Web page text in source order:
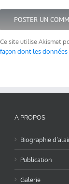
Ce site utilise Akismet
façon dont les
A PROPOS
Biographie
Publication
Galerie